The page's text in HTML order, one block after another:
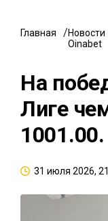
Главная
Новости
Oinabet
На
Лиге
31 июля 2026,